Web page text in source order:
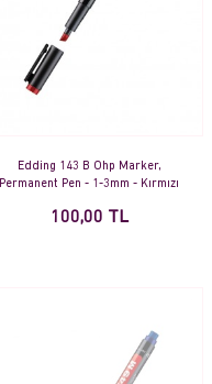
Edding 143 B Ohp Marker,
Permanent Pen - 1-3mm - Kırmızı
100,00 TL